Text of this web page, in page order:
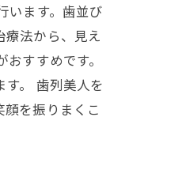
います。歯並び
法から、見え
すすめです。
。 歯列美人を
を振りまくこ